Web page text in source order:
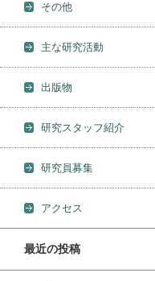
その他
主な研究活動
出版物
研究スタッフ紹介
研究員募集
アクセス
最近の投稿